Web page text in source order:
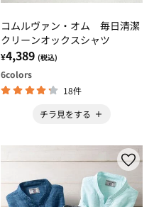
コムルヴァン・オム 毎日清潔
クリーンオックスシャツ
¥4,389 (税込)
6colors
18件
チラ見をする